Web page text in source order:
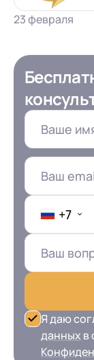
23 февраля
+7
Я даю
данных в
1С:CRM
Сервисы
1С-ЭДО
1С-
1С:Фреш
Доки 1С